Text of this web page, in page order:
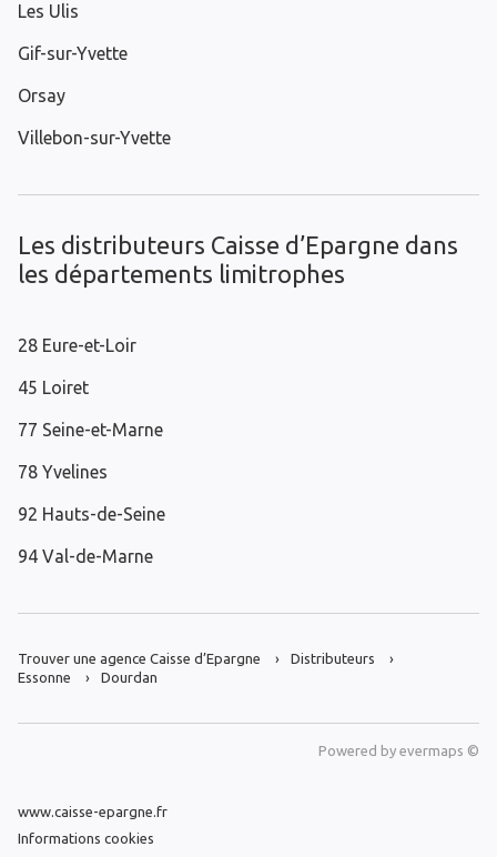
Les Ulis
Gif-sur-Yvette
Orsay
Villebon-sur-Yvette
Les distributeurs Caisse d’Epargne dans
les départements limitrophes
28 Eure-et-Loir
45 Loiret
77 Seine-et-Marne
78 Yvelines
92 Hauts-de-Seine
94 Val-de-Marne
Trouver une agence Caisse d’Epargne
Distributeurs
Essonne
Dourdan
Powered by evermaps ©
www.caisse-epargne.fr
Informations cookies